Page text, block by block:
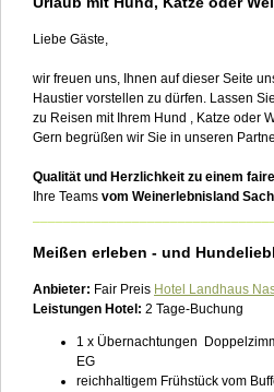
Liebe Gäste,
wir freuen uns, Ihnen auf dieser Seite
Haustier vorstellen zu dürfen. Lassen
zu Reisen mit Ihrem Hund , Katze oder
Gern begrüßen wir Sie in unseren
Qualität und Herzlichkeit zu einem
Ihre Teams vom Weinerlebnisland
Meißen erleben - und
Anbieter: Fair Preis Hotel Landhaus
Leistungen Hotel: 2 Tage-Buchung
1 x Übernachtungen
EG
reichhaltigem Frühstück vom